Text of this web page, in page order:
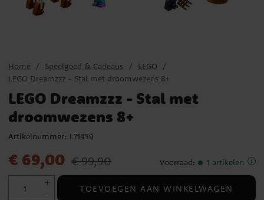
Home Speelgoed & Cadeaus
LEGO
LEGO Dreamzzz - Stal met droomwezens 8+
LEGO Dreamzzz - Stal met
droomwezens 8+
Artikelnummer: L71459
Actuele prijs:€ 69,00
€ 69,00 € 99,90 Voorraad: 1 artikelen
TOEVOEGEN AAN WINKELWAGEN